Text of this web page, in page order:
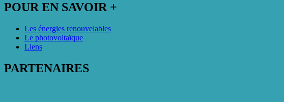
POUR EN SAVOIR +
Les énergies renouvelables
Le photovoltaïque
Liens
PARTENAIRES